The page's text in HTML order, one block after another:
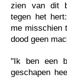
zien van dit
tegen het
me misschien
dood geen
"Ik ben een
geschapen